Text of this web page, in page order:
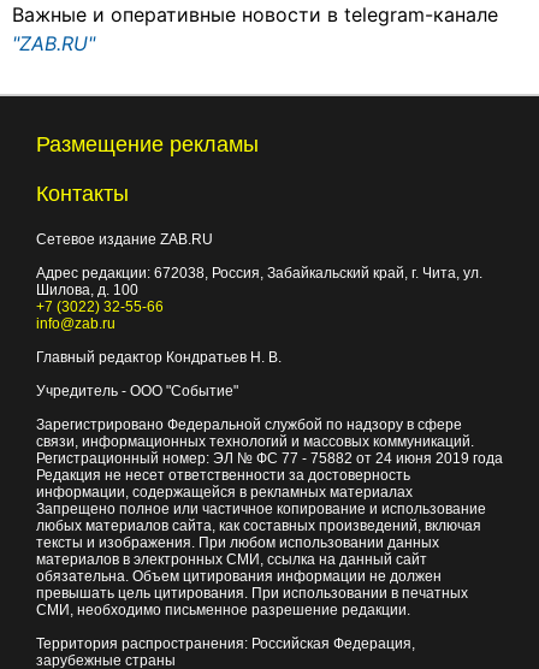
Важные и оперативные новости в telegram-канале
"ZAB.RU"
Размещение рекламы
Контакты
Сетевое издание ZAB.RU
Адрес редакции: 672038 , Россия, Забайкальский край, г. Чита ул.
Шилова, д. 100
+7 (3022) 32-55-66
info@zab.ru
Главный редактор Кондратьев Н. В.
Учредитель - ООО "Событие"
Зарегистрировано Федеральной службой по надзору в сфере
связи, информационных технологий и массовых коммуникаций.
Регистрационный номер: ЭЛ № ФС 77 - 75882 от 24 июня 2019 года
Редакция не несет ответственности за достоверность
информации, содержащейся в рекламных материалах
Запрещено полное или частичное копирование и использование
любых материалов сайта, как составных произведений, включая
тексты и изображения. При любом использовании данных
материалов в электронных СМИ, ссылка на данный сайт
обязательна. Объем цитирования информации не должен
превышать цель цитирования. При использовании в печатных
СМИ, необходимо письменное разрешение редакции.
Территория распространения: Российская Федерация,
зарубежные страны